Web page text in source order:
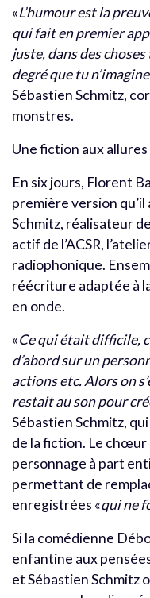
«L’humour est la
qui fait en premier
juste, dans des
degré que tu n’
Sébastien Schmitz,
monstres.
Une fiction aux
En six jours, Florent
première version
Schmitz, réalisateur
actif de l’ACSR,
radiophonique.
réécriture adaptée à
en onde.
«Ce qui était difficile, c’
d’abord sur un
actions etc. Alors on s’
restait au son pour
Sébastien Schmitz,
de la fiction. Le chœur
personnage à part
permettant de
enregistrées «qui ne
Si la comédienne
enfantine aux
et Sébastien Schmitz